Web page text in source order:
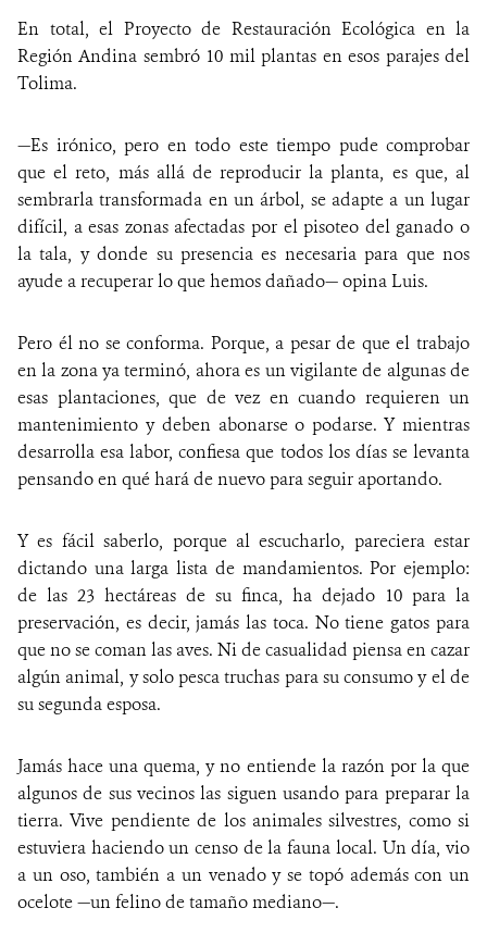
En total, el Proyecto de Restauración Ecológica en la
Región Andina sembró 10 mil plantas en esos parajes del
Tolima.
—Es irónico, pero en todo este tiempo pude comprobar
que el reto, más allá de reproducir la planta, es que, al
sembrarla transformada en un árbol, se adapte a un lugar
difícil, a esas zonas afectadas por el pisoteo del ganado o
la tala, y donde su presencia es necesaria para que nos
ayude a recuperar lo que hemos dañado— opina Luis.
Pero él no se conforma. Porque, a pesar de que el trabajo
en la zona ya terminó, ahora es un vigilante de algunas de
esas plantaciones, que de vez en cuando requieren un
mantenimiento y deben abonarse o podarse. Y mientras
desarrolla esa labor, confiesa que todos los días se levanta
pensando en qué hará de nuevo para seguir aportando.
Y es fácil saberlo, porque al escucharlo, pareciera estar
dictando una larga lista de mandamientos. Por ejemplo:
de las 23 hectáreas de su finca, ha dejado 10 para la
preservación, es decir, jamás las toca. No tiene gatos para
que no se coman las aves. Ni de casualidad piensa en cazar
algún animal, y solo pesca truchas para su consumo y el de
su segunda esposa.
Jamás hace una quema, y no entiende la razón por la que
algunos de sus vecinos las siguen usando para preparar la
tierra. Vive pendiente de los animales silvestres, como si
estuviera haciendo un censo de la fauna local. Un día, vio
a un oso, también a un venado y se topó además con un
ocelote —un felino de tamaño mediano—.